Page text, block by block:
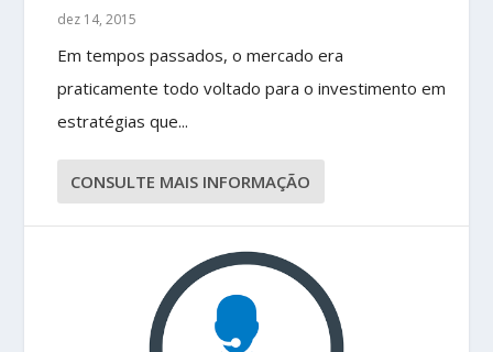
dez 14, 2015
Em tempos passados, o mercado era
praticamente todo voltado para o investimento em
estratégias que...
CONSULTE MAIS INFORMAÇÃO